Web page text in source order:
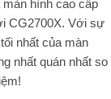
hình cao cấp
CG2700X. Với sự
nhất của màn
nhất quán nhất so